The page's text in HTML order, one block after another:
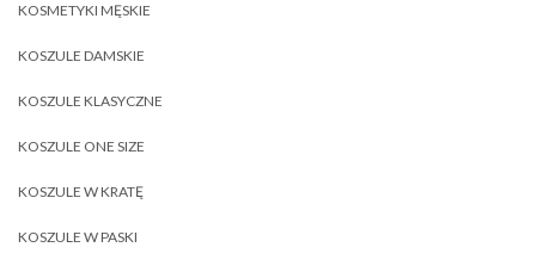
KOSMETYKI MĘSKIE
KOSZULE DAMSKIE
KOSZULE KLASYCZNE
KOSZULE ONE SIZE
KOSZULE W KRATĘ
KOSZULE W PASKI